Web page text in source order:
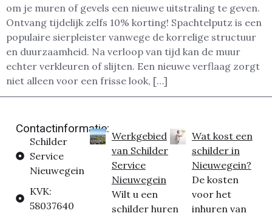
om je muren of gevels een nieuwe uitstraling te geven.
Ontvang tijdelijk zelfs 10% korting! Spachtelputz is een
populaire sierpleister vanwege de korrelige structuur
en duurzaamheid. Na verloop van tijd kan de muur
echter verkleuren of slijten. Een nieuwe verflaag zorgt
niet alleen voor een frisse look, […]
Contactinformatie:
Schilder
Service
Nieuwegein
KVK:
58037640
Werkgebied
van Schilder
Service
Nieuwegein
Wilt u een
schilder huren
Wat kost een
schilder in
Nieuwegein?
De kosten
voor het
inhuren van